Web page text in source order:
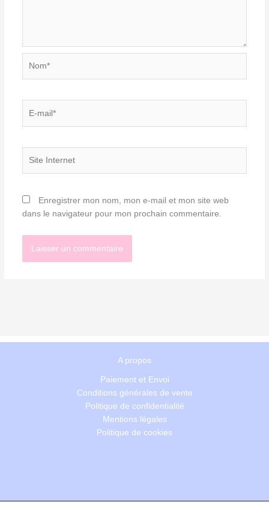
mail*
Enregistrer mon nom, mon e-mail et mon site web
dans le navigateur pour mon prochain commentaire.
A propos
Paiement et Envoi
Conditions générales de vente
Politique de confidentialité
Mentions légales
Politique de cookies